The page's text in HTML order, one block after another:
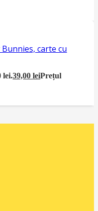
carte cu
lei.39,00leiPrețul